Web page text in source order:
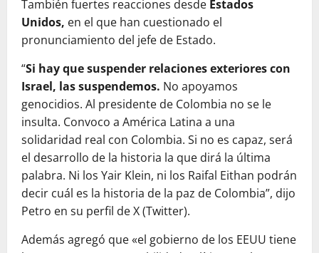
También fuertes reacciones desde Estados
Unidos, en el que han cuestionado el
pronunciamiento del jefe de Estado.
“Si hay que suspender relaciones exteriores con
Israel, las suspendemos. No apoyamos
genocidios. Al presidente de Colombia no se le
insulta. Convoco a América Latina a una
solidaridad real con Colombia. Si no es capaz, será
el desarrollo de la historia la que dirá la última
palabra. Ni los Yair Klein, ni los Raifal Eithan podrán
decir cuál es la historia de la paz de Colombia”, dijo
Petro en su perfil de X (Twitter).
Además agregó que «el gobierno de los EEUU tiene